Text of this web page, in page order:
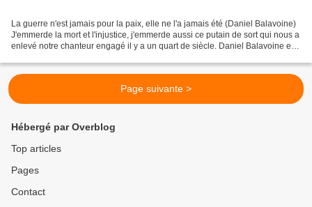
La guerre n'est jamais pour la paix, elle ne l'a jamais été (Daniel Balavoine)
J'emmerde la mort et l'injustice, j'emmerde aussi ce putain de sort qui nous a
enlevé notre chanteur engagé il y a un quart de siècle. Daniel Balavoine est
Page suivante >
Hébergé par Overblog
Top articles
Pages
Contact